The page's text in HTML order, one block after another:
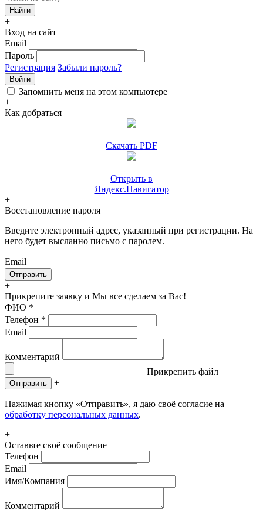
+
Вход на сайт
Email
Пароль
Регистрация Забыли пароль?
Войти
Запомнить меня на этом компьютере
+
Как добраться
Скачать PDF
Открыть в
Яндекс.Навигатор
+
Восстановление пароля
Введите электронный адрес, указанный при регистрации. На
него будет высланно письмо с паролем.
Email
+
Прикрепите заявку и Мы все сделаем за Вас!
ФИО *
Телефон *
Email
Комментарий
Прикрепить файл
Отправить +
Нажимая кнопку «Отправить», я даю своё согласие на
обработку персональных данных.
+
Оставьте своё сообщение
Телефон
Email
Имя/Компания
Комментарий